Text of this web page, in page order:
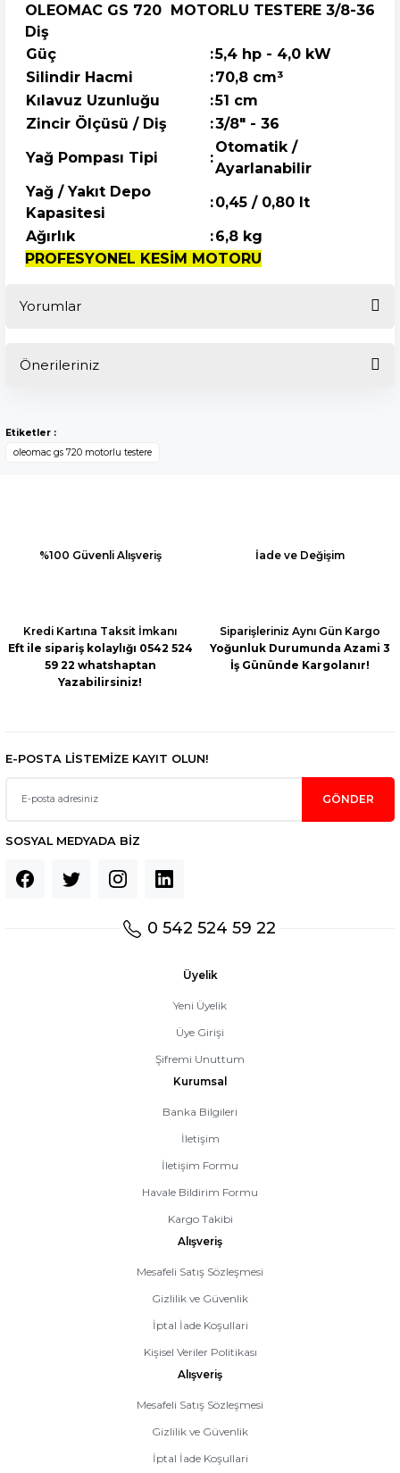
OLEOMAC GS 720 MOTORLU TESTERE 3/8-36
Diş
Güç
:5,4 hp - 4,0 kW
Silindir Hacmi
:70,8 cm³
Kılavuz Uzunluğu
:51 cm
Zincir Ölçüsü / Diş
:3/8" - 36
Yağ Pompası Tipi
:
Otomatik /
Ayarlanabilir
Yağ / Yakıt Depo
Kapasitesi
:0,45 / 0,80 lt
Ağırlık
:6,8 kg
PROFESYONEL KESİM MOTORU
Yorumlar
Önerileriniz
kullanarak tarafımıza iletebilirsiniz.
Görüş ve önerileriniz için teşekkür ederiz.
Ürün bilgilerinde hatalar bulunuyor.
Etiketler :
oleomac gs 720 motorlu testere
%100 Güvenli Alışveriş İade ve Değişim
Kredi Kartına Taksit İmkanı
Eft ile sipariş kolaylığı 0542 524
59 22 whatshaptan
Yazabilirsiniz!
Siparişleriniz Aynı Gün Kargo
Yoğunluk Durumunda Azami 3
İş Gününde Kargolanır!
E-POSTA LİSTEMİZE KAYIT OLUN!
GÖNDER
SOSYAL MEDYADA BİZ
0 542 524 59 22
Üyelik
Yeni Üyelik
Üye Girişi
Şifremi Unuttum
Kurumsal
Banka Bilgileri
İletişim
İletişim Formu
Havale Bildirim Formu
Kargo Takibi
Alışveriş
Mesafeli Satış Sözleşmesi
Gizlilik ve Güvenlik
İptal İade Koşullari
Kişisel Veriler Politikası
Alışveriş
Mesafeli Satış Sözleşmesi
Gizlilik ve Güvenlik
İptal İade Koşullari